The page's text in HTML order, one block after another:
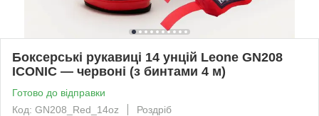
Боксерські рукавиці 14 унцій Leone GN208
ICONIC — червоні (з бинтами 4 м)
Готово до відправки
Код: GN208_Red_14oz
Роздріб